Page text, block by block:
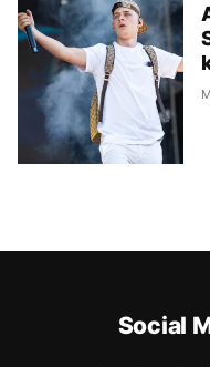
Social